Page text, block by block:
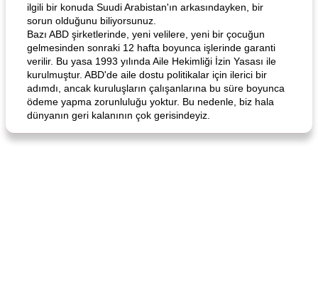
ilgili bir konuda Suudi Arabistan'ın arkasındayken, bir
sorun olduğunu biliyorsunuz.
Bazı ABD şirketlerinde, yeni velilere, yeni bir çocuğun
gelmesinden sonraki 12 hafta boyunca işlerinde garanti
verilir. Bu yasa 1993 yılında Aile Hekimliği İzin Yasası ile
kurulmuştur. ABD'de aile dostu politikalar için ilerici bir
adımdı, ancak kuruluşların çalışanlarına bu süre boyunca
ödeme yapma zorunluluğu yoktur. Bu nedenle, biz hala
dünyanın geri kalanının çok gerisindeyiz.